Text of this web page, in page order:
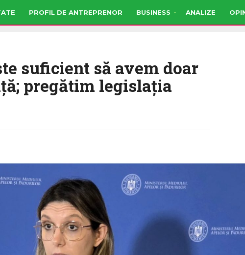
PROFIL DE ANTREPRENOR BUSINESS ANALIZE
suficient să avem doar
pregătim legislația